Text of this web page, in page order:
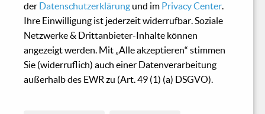
der Datenschutzerklärung und im Privacy Center.
Ihre Einwilligung ist jederzeit widerrufbar. Soziale
Netzwerke & Drittanbieter-Inhalte können
angezeigt werden. Mit „Alle akzeptieren“ stimmen
Sie (widerruflich) auch einer Datenverarbeitung
außerhalb des EWR zu (Art. 49 (1) (a) DSGVO).